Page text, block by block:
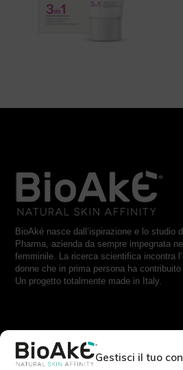
Gestisci il tuo
BioAké nasce dall’ispirazione e lo studio
Pharma, azienda da sempre impegnata
femminile. La ricerca scientifica incontra
donne che in prima persona ha
Un progetto totalmente made in Italy.
RESTA IN CONTATTO